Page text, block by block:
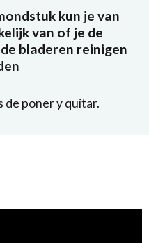
kun je van
van of je de
bladeren reinigen
de poner y quitar.